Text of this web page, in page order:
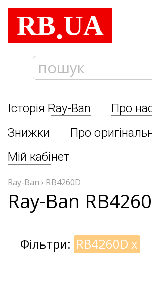
RB.UA
Історія Ray-Ban Про
Знижки
Про
Мій кабінет
Ray-Ban › RB4260D
Ray-Ban
Фільтри: RB4260D x